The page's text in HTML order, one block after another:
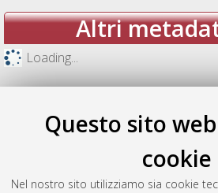
Questo sito
cookie
Nel nostro sito utilizziamo sia cookie
Altri
Loading...